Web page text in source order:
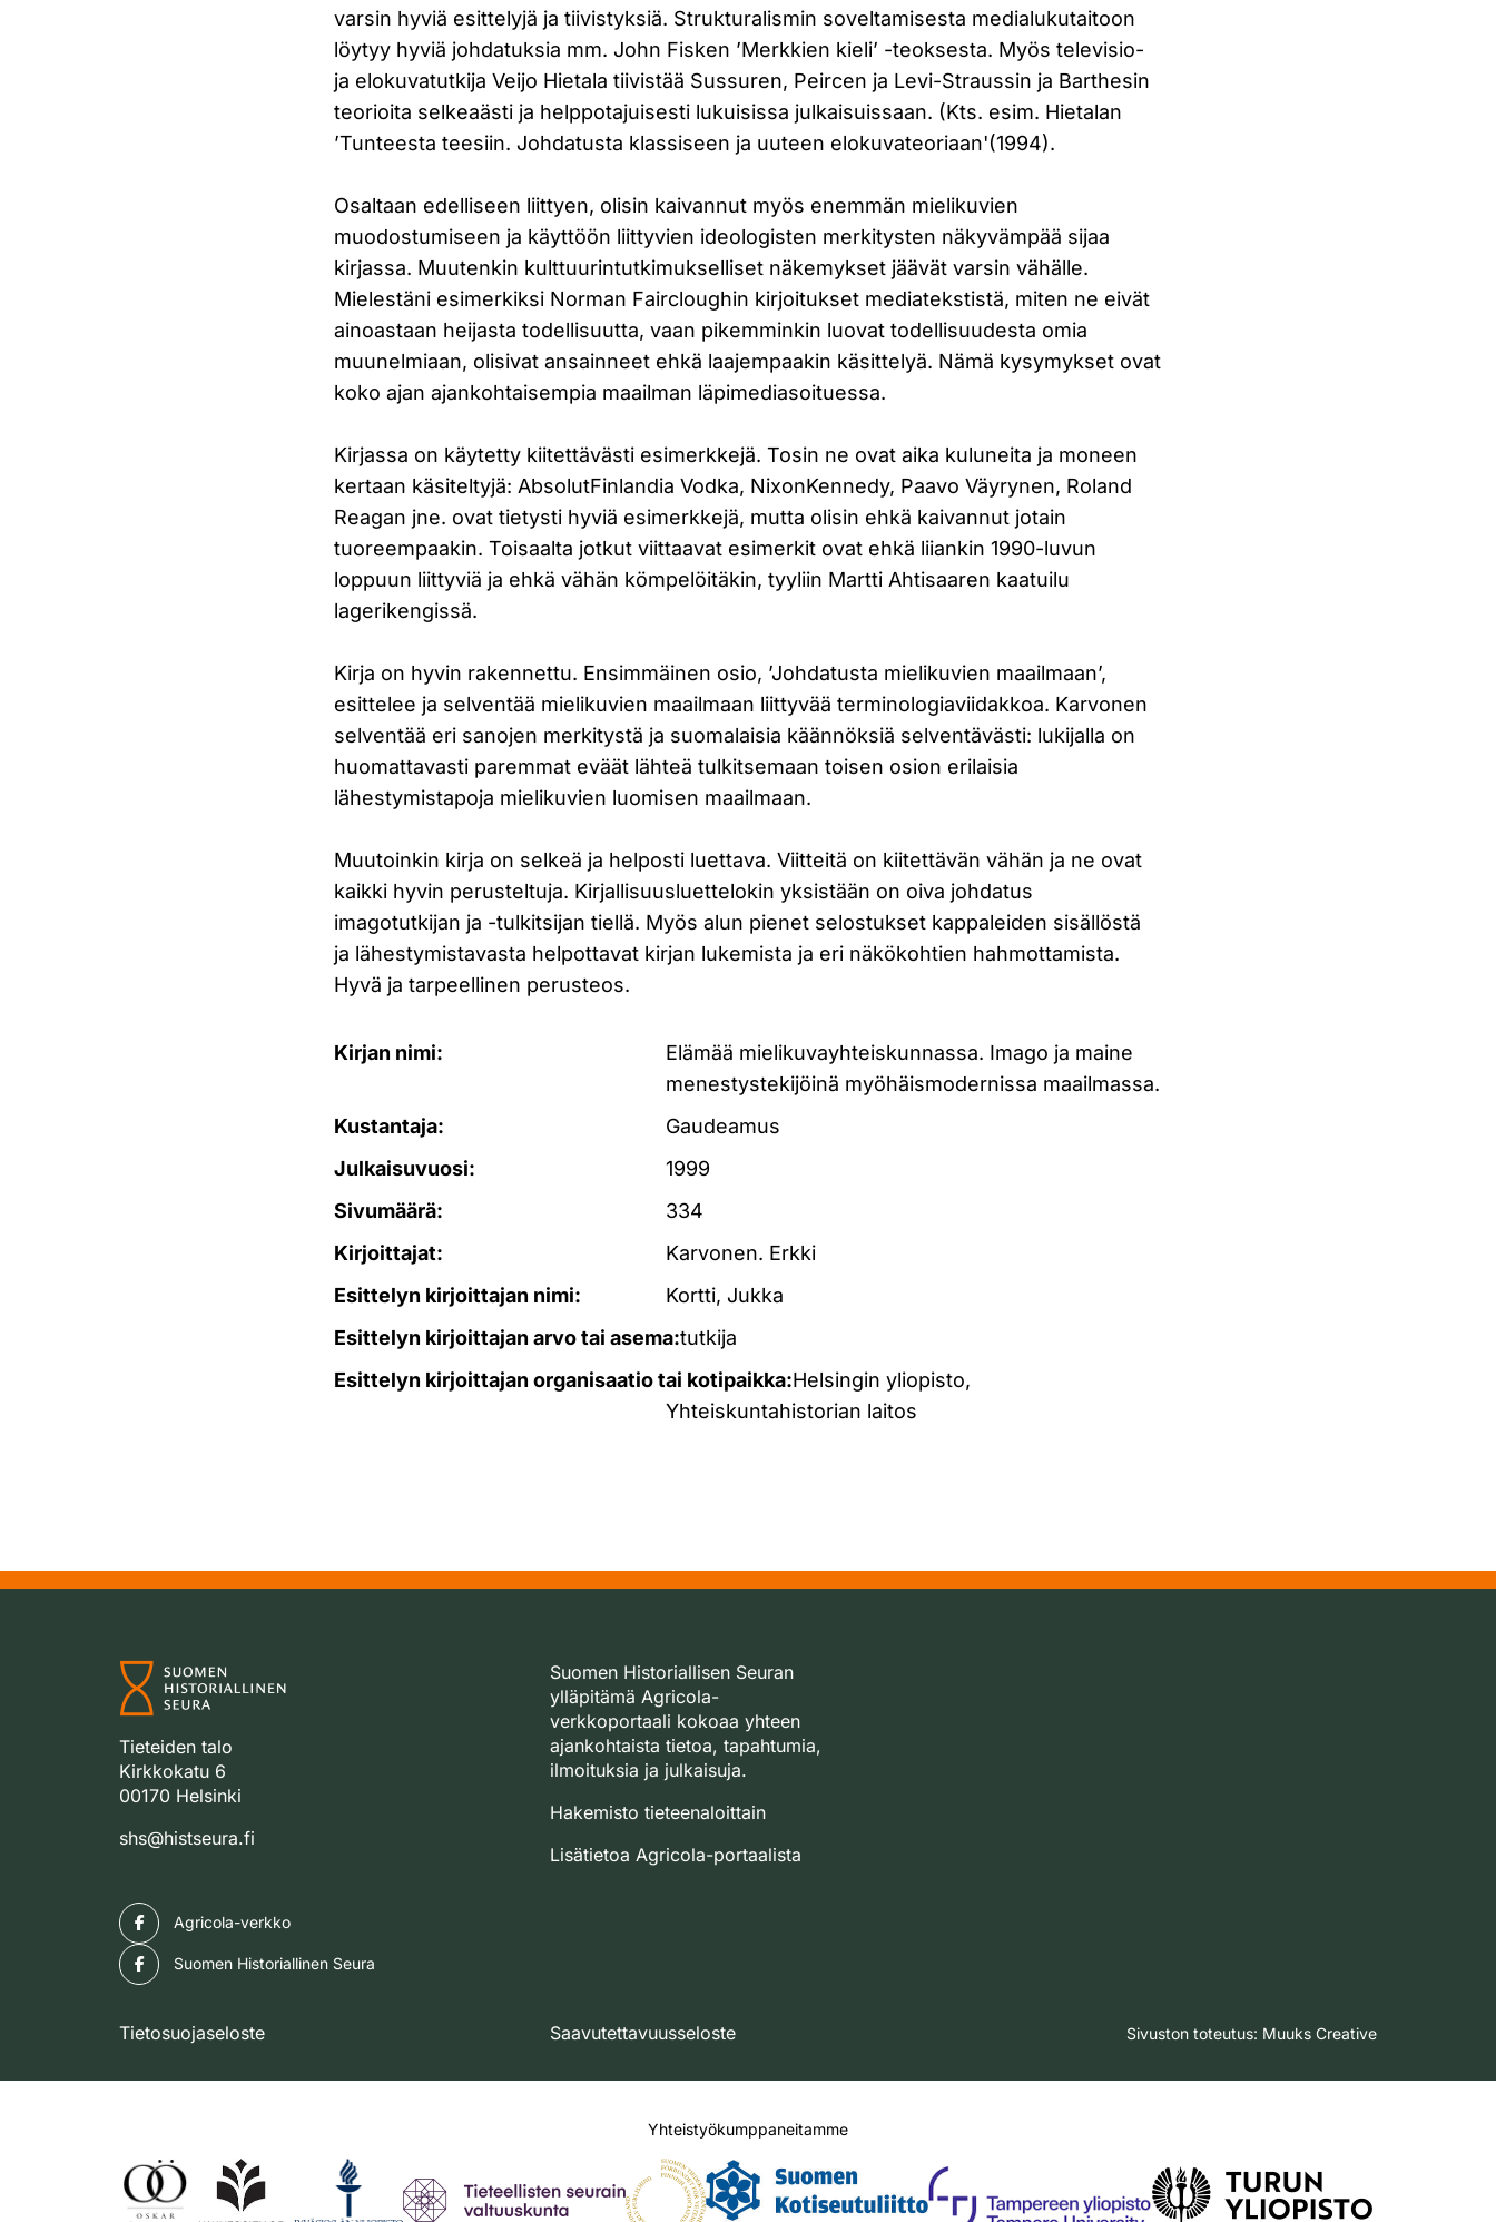
varsin hyviä esittelyjä ja tiivistyksiä. Strukturalismin soveltamisesta medialukutaitoon
löytyy hyviä johdatuksia mm. John Fisken ’Merkkien kieli’ -teoksesta. Myös televisio-
ja elokuvatutkija Veijo Hietala tiivistää Sussuren, Peircen ja Levi-Straussin ja Barthesin
teorioita selkeaästi ja helppotajuisesti lukuisissa julkaisuissaan. (Kts. esim. Hietalan
’Tunteesta teesiin. Johdatusta klassiseen ja uuteen elokuvateoriaan'(1994).
Osaltaan edelliseen liittyen, olisin kaivannut myös enemmän mielikuvien
muodostumiseen ja käyttöön liittyvien ideologisten merkitysten näkyvämpää sijaa
kirjassa. Muutenkin kulttuurintutkimukselliset näkemykset jäävät varsin vähälle.
Mielestäni esimerkiksi Norman Faircloughin kirjoitukset mediatekstistä, miten ne eivät
ainoastaan heijasta todellisuutta, vaan pikemminkin luovat todellisuudesta omia
muunelmiaan, olisivat ansainneet ehkä laajempaakin käsittelyä. Nämä kysymykset ovat
koko ajan ajankohtaisempia maailman läpimediasoituessa.
Kirjassa on käytetty kiitettävästi esimerkkejä. Tosin ne ovat aika kuluneita ja moneen
kertaan käsiteltyjä: AbsolutFinlandia Vodka, NixonKennedy, Paavo Väyrynen, Roland
Reagan jne. ovat tietysti hyviä esimerkkejä, mutta olisin ehkä kaivannut jotain
tuoreempaakin. Toisaalta jotkut viittaavat esimerkit ovat ehkä liiankin 1990-luvun
loppuun liittyviä ja ehkä vähän kömpelöitäkin, tyyliin Martti Ahtisaaren kaatuilu
lagerikengissä.
Kirja on hyvin rakennettu. Ensimmäinen osio, ’Johdatusta mielikuvien maailmaan’,
esittelee ja selventää mielikuvien maailmaan liittyvää terminologiaviidakkoa. Karvonen
selventää eri sanojen merkitystä ja suomalaisia käännöksiä selventävästi: lukijalla on
huomattavasti paremmat eväät lähteä tulkitsemaan toisen osion erilaisia
lähestymistapoja mielikuvien luomisen maailmaan.
Muutoinkin kirja on selkeä ja helposti luettava. Viitteitä on kiitettävän vähän ja ne ovat
kaikki hyvin perusteltuja. Kirjallisuusluettelokin yksistään on oiva johdatus
imagotutkijan ja -tulkitsijan tiellä. Myös alun pienet selostukset kappaleiden sisällöstä
ja lähestymistavasta helpottavat kirjan lukemista ja eri näkökohtien hahmottamista.
Hyvä ja tarpeellinen perusteos.
Kirjan nimi:
Elämää mielikuvayhteiskunnassa. Imago ja maine
menestystekijöinä myöhäismodernissa maailmassa.
Kustantaja:
Gaudeamus
Julkaisuvuosi:
1999
Sivumäärä:
334
Kirjoittajat:
Karvonen. Erkki
Esittelyn kirjoittajan nimi:
Kortti, Jukka
Esittelyn kirjoittajan arvo tai asema:tutkija
Esittelyn kirjoittajan organisaatio tai kotipaikka:Helsingin yliopisto,
Yhteiskuntahistorian laitos
Tieteiden talo
Kirkkokatu 6
00170 Helsinki
shs@histseura.fi
Suomen Historiallisen Seuran
ylläpitämä Agricola-
verkkoportaali kokoaa yhteen
ajankohtaista tietoa, tapahtumia,
ilmoituksia ja julkaisuja.
Hakemisto tieteenaloittain
Lisätietoa Agricola-portaalista
Agricola-verkko
Suomen Historiallinen Seura
Tietosuojaseloste Saavutettavuusseloste Sivuston toteutus: Muuks Creative
Yhteistyökumppaneitamme